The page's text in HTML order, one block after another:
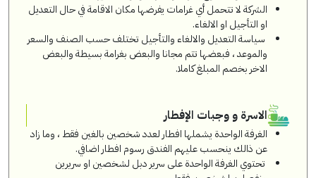
الشركة لا تتحمل أي غرامات يفرضها مكان الاقامة في حال التعديل
او التأجيل او الالغاء.
سياسة التعديل والالغاء والتأجيل تختلف حسب الصنف والسعر
والموعد ، فبعضها تتم مجانا والبعض بغرامة بسيطة والبعض
الاخر بخصم المبلغ كاملا.
الاسرة و وجبات الإفطار
الغرفة الواحدة يشملها افطار لعدد شخصين بالغين فقط ، وما زاد
عن ذالك ينحسب عليهم الفندق رسوم افطار اضافي.
تحتوي الغرفة الواحدة على سرير دبل لشخصين او سريرين